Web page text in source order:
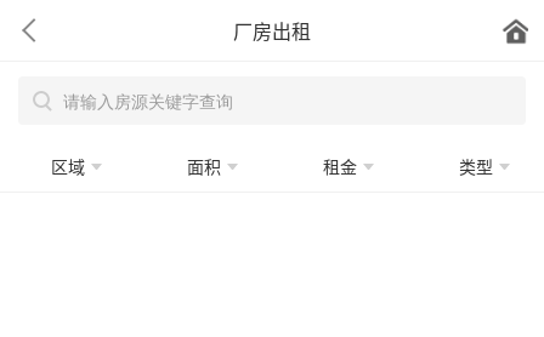
厂房出租
区域 面积 租金 类型